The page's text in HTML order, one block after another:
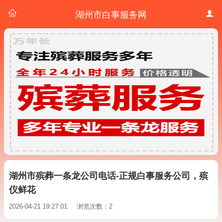
湖州市白事服务网
湖州市殡葬一条龙公司电话-正规白事服务公司，殡
仪鲜花
2026-04-21 19:27:01 浏览次数：2